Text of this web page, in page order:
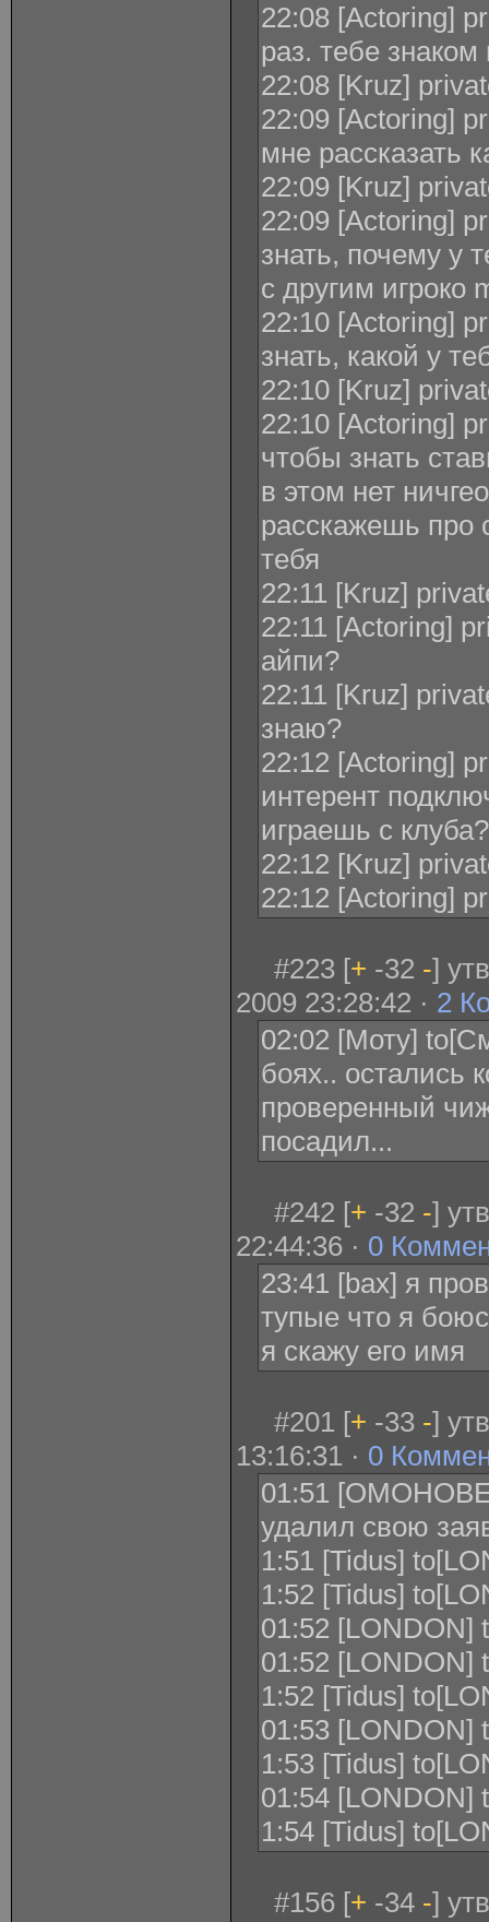
22:08 [Actoring]
раз. тебе
22:08 [Kruz]
22:09 [Actoring]
мне рассказать
22:09 [Kruz]
22:09 [Actoring]
знать, почему у
с другим игроко
22:10 [Actoring]
знать, какой у
22:10 [Kruz]
22:10 [Actoring]
чтобы знать
в этом нет
расскажешь про
тебя
22:11 [Kruz]
22:11 [Actoring]
айпи?
22:11 [Kruz]
знаю?
22:12 [Actoring]
интерент
играешь с клуба?
22:12 [Kruz]
22:12 [Actoring]
#223 [+ -32 -]
2009 23:28:42 · 2
02:02 [Моту]
боях.. остались
проверенный
посадил...
#242 [+ -32 -]
22:44:36 · 0
23:41 [bax] я
тупые что я
я скажу его имя
#201 [+ -33 -]
13:16:31 · 0
01:51
удалил свою
1:51 [Tidus]
1:52 [Tidus]
01:52 [LONDON]
01:52 [LONDON]
1:52 [Tidus]
01:53 [LONDON]
1:53 [Tidus]
01:54 [LONDON]
1:54 [Tidus]
#156 [+ -34 -]